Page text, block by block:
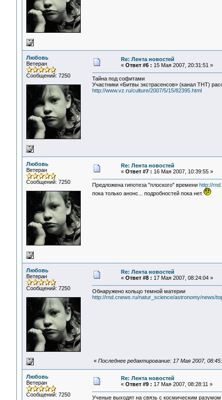
Любовь
Ветеран
Сообщений: 7250
Re: Лента новостей
« Ответ #6 : 15 Мая 2007, 20:31:51 »
Тайна под софитами
Участники «Битвы экстрасенсов» (канал ТНТ)
http://www.vz.ru/culture/2007/5/15/82395.html
Любовь
Ветеран
Сообщений: 7250
Re: Лента новостей
« Ответ #7 : 16 Мая 2007, 10:39:55 »
Предложена гипотеза "плоского" времени http://
пока только анонс... подробностей пока нет
Любовь
Ветеран
Сообщений: 7250
Re: Лента новостей
« Ответ #8 : 17 Мая 2007, 08:24:04 »
Обнаружено кольцо темной материи
http://rnd.cnews.ru/natur_science/astronomy/news/
« Последнее редактирование: 17 Мая 2007,
Любовь
Ветеран
Сообщений: 7250
Re: Лента новостей
« Ответ #9 : 17 Мая 2007, 08:28:11 »
Ученые выходят на связь с космическим разумом